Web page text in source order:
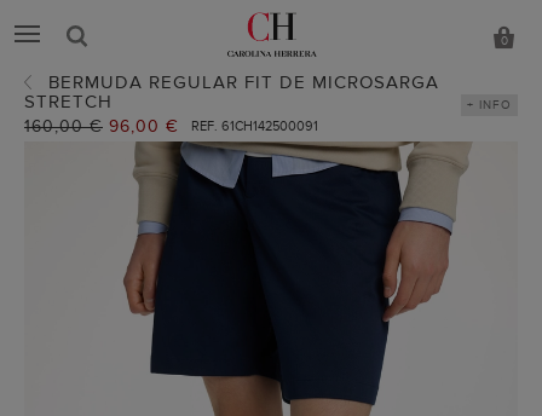
0
BERMUDA REGULAR FIT DE MICROSARGA
STRETCH
Precio
160,00 € Precio
actual:
96,00 € REF. 61CH142500091
+ INFO